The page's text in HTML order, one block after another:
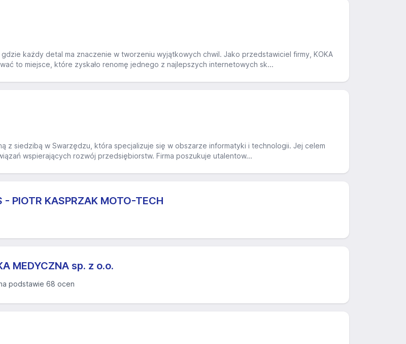
gdzie każdy detal ma znaczenie w tworzeniu wyjątkowych chwil. Jako przedstawiciel firmy, KOKA
to miejsce, które zyskało renomę jednego z najlepszych internetowych sk...
z siedzibą w Swarzędzu, która specjalizuje się w obszarze informatyki i technologii. Jej celem
wspierających rozwój przedsiębiorstw. Firma poszukuje utalentow...
- PIOTR KASPRZAK MOTO-TECH
MEDYCZNA sp. z o.o.
podstawie 68 ocen